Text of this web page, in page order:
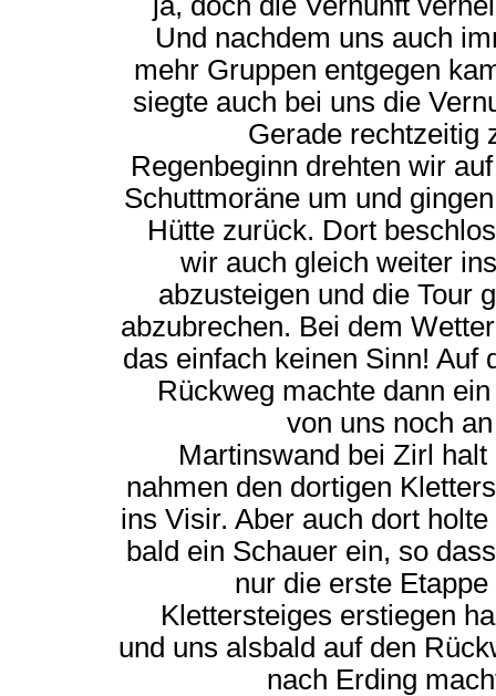
Und nachdem uns auch
mehr Gruppen entgegen
siegte auch bei uns die
Gerade rechtzeitig
Regenbeginn drehten wir
Schuttmoräne um und
Hütte zurück. Dort
wir auch gleich weiter
abzusteigen und die Tour
abzubrechen. Bei dem
das einfach keinen Sinn! Auf
Rückweg machte dann ein
von uns noch
Martinswand bei Zirl halt
nahmen den dortigen
ins Visir. Aber auch dort holte
bald ein Schauer ein, so
nur die erste Etappe
Klettersteiges erstiegen
und uns alsbald auf den
nach Erding